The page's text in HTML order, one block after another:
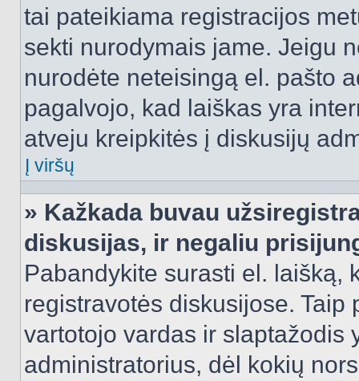
tai pateikiama registracijos
sekti nurodymais jame. Jeigu
nurodėte neteisingą el. pašto
pagalvojo, kad laiškas yra
atveju kreipkitės į diskusijų
Į viršų
» Kažkada buvau
diskusijas, ir negaliu
Pabandykite surasti el. laišką,
registravotės diskusijose.
vartotojo vardas ir slaptažodis
administratorius, dėl kokių